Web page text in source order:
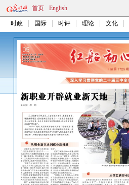
首页 English
时政 国际 时评 理论 文化